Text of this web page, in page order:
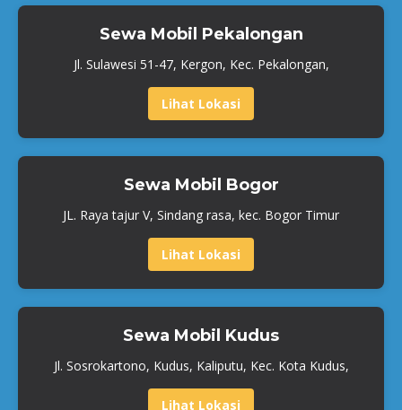
Sewa Mobil Pekalongan
Jl. Sulawesi 51-47, Kergon, Kec. Pekalongan,
Lihat Lokasi
Sewa Mobil Bogor
JL. Raya tajur V, Sindang rasa, kec. Bogor Timur
Lihat Lokasi
Sewa Mobil Kudus
Jl. Sosrokartono, Kudus, Kaliputu, Kec. Kota Kudus,
Lihat Lokasi